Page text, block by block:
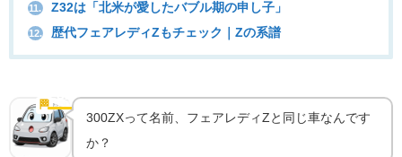
11. Z32は「北米が愛したバブル期の申し子」
12. 歴代フェアレディZもチェック｜Zの系譜
🏁 実車の魅力
Z32誕生｜Zの暗黒期を救った"バブルの申し子"
300ZXって名前、フェアレディZと同じ車なんです
か？